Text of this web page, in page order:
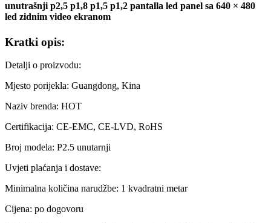
unutrašnji p2,5 p1,8 p1,5 p1,2 pantalla led panel sa 640 × 480
led zidnim video ekranom
Kratki opis:
Detalji o proizvodu:
Mjesto porijekla: Guangdong, Kina
Naziv brenda: HOT
Certifikacija: CE-EMC, CE-LVD, RoHS
Broj modela: P2.5 unutarnji
Uvjeti plaćanja i dostave:
Minimalna količina narudžbe: 1 kvadratni metar
Cijena: po dogovoru